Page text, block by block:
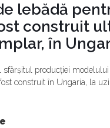
lebădă
construit
în
sfârșitul producției
construit în Ungaria, la